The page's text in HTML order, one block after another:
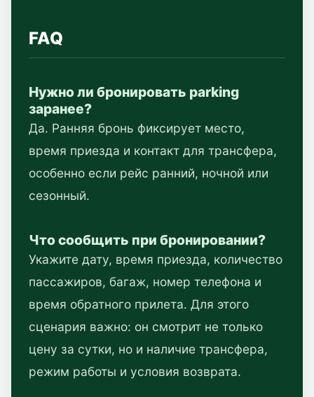
FAQ
Нужно ли бронировать parking
заранее?
Да. Ранняя бронь фиксирует место,
время приезда и контакт для трансфера,
особенно если рейс ранний, ночной или
сезонный.
Что сообщить при бронировании?
Укажите дату, время приезда, количество
пассажиров, багаж, номер телефона и
время обратного прилета. Для этого
сценария важно: он смотрит не только
цену за сутки, но и наличие трансфера,
режим работы и условия возврата.